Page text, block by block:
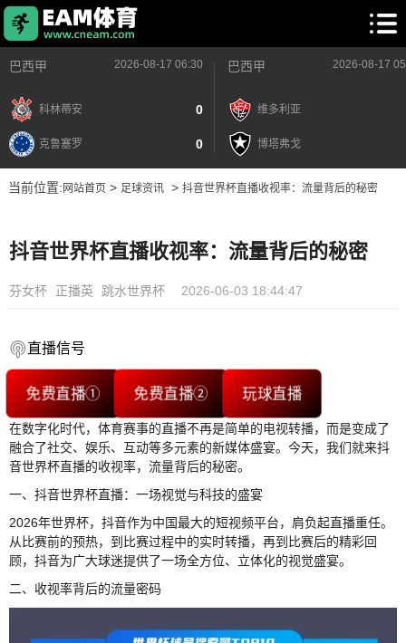
巴西甲 2026-08-17 06:30
科林蒂安 0
克鲁塞罗 0
巴西甲 2026-08-17
维多利亚
博塔弗戈
当前位置: 网站首页> 足球资讯> 抖音世界杯直播收视率：流量背后的秘密
抖音世界杯直播收视率：流量背后的秘密
芬女杯 正播英 跳水世界杯 2026-06-03 18:44:47
直播信号
免费直播① 免费直播② 玩球直播
在数字化时代，体育赛事的直播不再是简单的电视转播，而是变成了
融合了社交、娱乐、互动等多元素的新媒体盛宴。今天，我们就来抖
音世界杯直播的收视率，流量背后的秘密。
一、抖音世界杯直播：一场视觉与科技的盛宴
2026年世界杯，抖音作为中国最大的短视频平台，肩负起直播重任。
从比赛前的预热，到比赛过程中的实时转播，再到比赛后的精彩回
顾，抖音为广大球迷提供了一场全方位、立体化的视觉盛宴。
二、收视率背后的流量密码